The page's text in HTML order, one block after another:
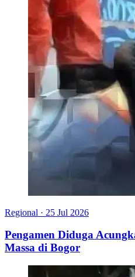
Regional · 25 Jul 2026
Pengamen Diduga
Massa di Bogor